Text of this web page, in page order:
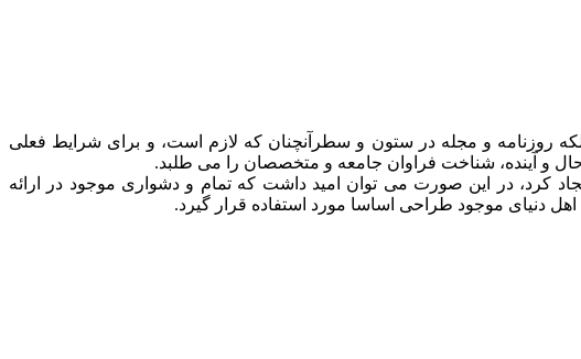
روزنامه و مجله در ستون و سطرآنچنان که لازم است، و برای شرایط فعلی
و آینده، شناخت فراوان جامعه و متخصصان را می طلبد.
کرد، در این صورت می توان امید داشت که تمام و دشواری موجود در ارائه
دنیای موجود طراحی اساسا مورد استفاده قرار گیرد.